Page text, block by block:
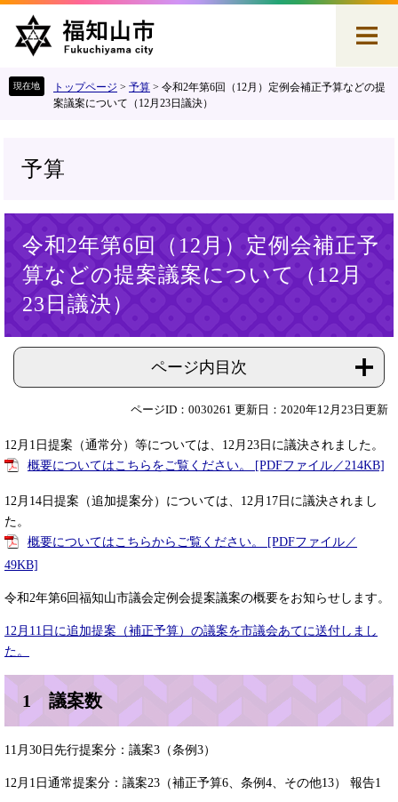
へ
トップページ > 予算 > 令和2年第6回（12月）定例会補正予算などの提
案議案について（12月23日議決）
予算
令和2年第6回（12月）定例会補正予
算などの提案議案について（12月
23日議決）
ページ内目次
ページID：0030261 更新日：2020年12月23日更新
12月1日提案（通常分）等については、12月23日に議決されました。
概要についてはこちらをご覧ください。 [PDFファイル／214KB]
12月14日提案（追加提案分）については、12月17日に議決されまし
た。
概要についてはこちらからご覧ください。 [PDFファイル／
49KB]
令和2年第6回福知山市議会定例会提案議案の概要をお知らせします。
12月11日に追加提案（補正予算）の議案を市議会あてに送付しまし
た。
1 議案数
11月30日先行提案分：議案3（条例3）
12月1日通常提案分：議案23（補正予算6、条例4、その他13） 報告1